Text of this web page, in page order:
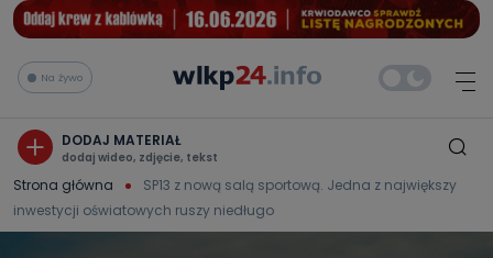
Na żywo
DODAJ MATERIAŁ
dodaj wideo, zdjęcie, tekst
Strona główna
SP13 z nową salą sportową. Jedna z największy
inwestycji oświatowych ruszy niedługo